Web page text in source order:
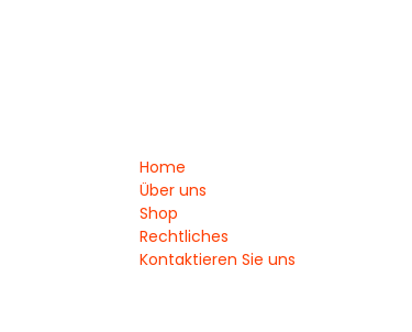
Home
Über uns
Shop
Rechtliches
Kontaktieren Sie uns